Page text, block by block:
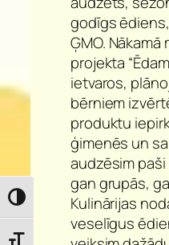
Toggle High Contrast
godīgs
ĢMO.
projekta
ietvaros,
bērniem
produktu
ģimenēs un
audzēsim
gan grupās,
Kulinārijas
veselīgus